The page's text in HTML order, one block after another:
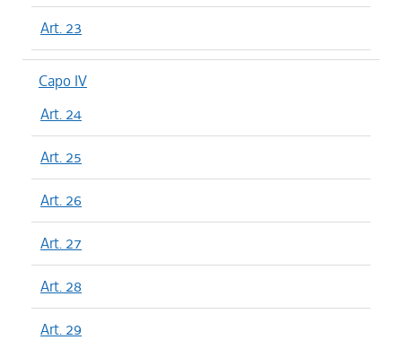
Art. 23
Capo IV
Art. 24
Art. 25
Art. 26
Art. 27
Art. 28
Art. 29